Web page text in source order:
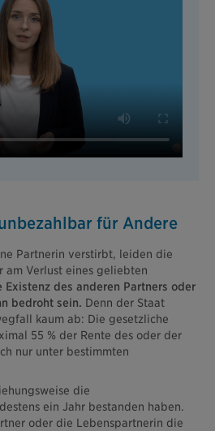
für Andere
Partnerin verstirbt, leiden die
am Verlust eines geliebten
Existenz des anderen Partners oder
bedroht sein. Denn der Staat
kaum ab: Die gesetzliche
55 % der Rente des oder der
nur unter bestimmten
die
ein Jahr bestanden haben.
oder die Lebenspartnerin die